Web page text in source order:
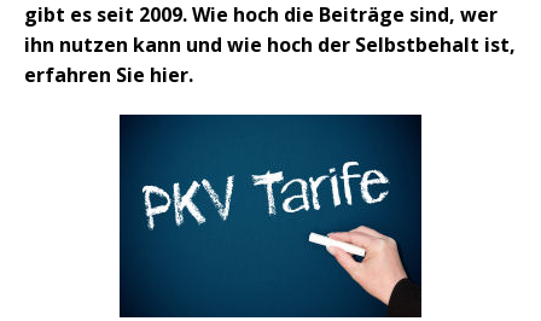
gibt es seit 2009. Wie hoch die Beiträge sind, wer
ihn nutzen kann und wie hoch der Selbstbehalt ist,
erfahren Sie hier.